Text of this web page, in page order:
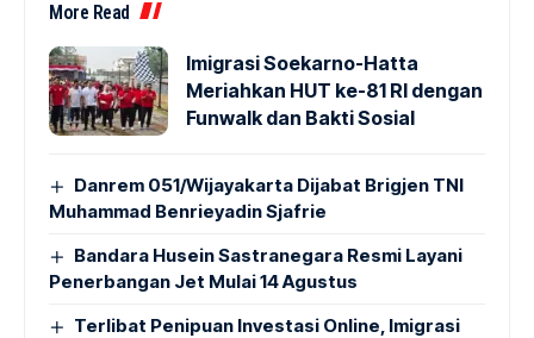
More Read
Imigrasi Soekarno-Hatta
Meriahkan HUT ke-81 RI dengan
Funwalk dan Bakti Sosial
Danrem 051/Wijayakarta Dijabat Brigjen TNI
Muhammad Benrieyadin Sjafrie
Bandara Husein Sastranegara Resmi Layani
Penerbangan Jet Mulai 14 Agustus
Terlibat Penipuan Investasi Online, Imigrasi